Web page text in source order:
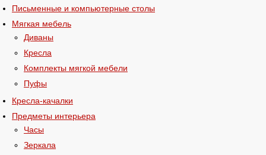
Письменные и компьютерные столы
Мягкая мебель
Диваны
Кресла
Комплекты мягкой мебели
Пуфы
Кресла-качалки
Предметы интерьера
Часы
Зеркала